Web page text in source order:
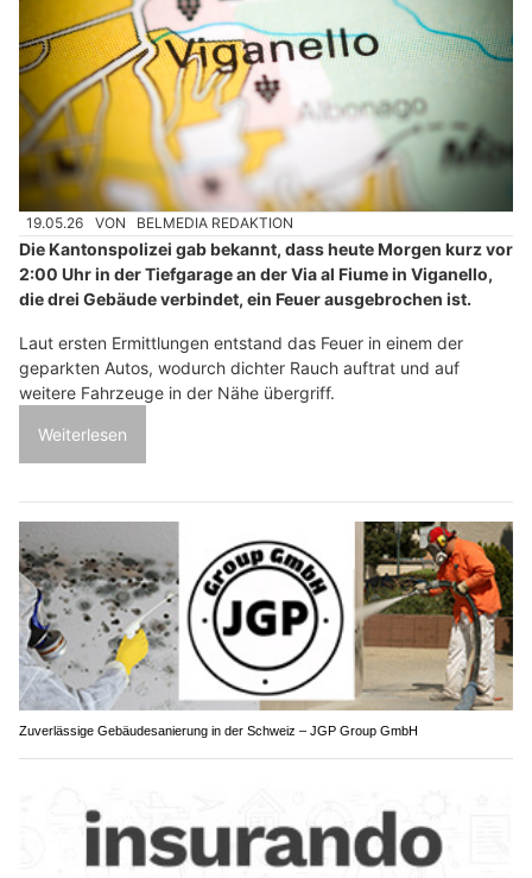
19.05.26 VON BELMEDIA REDAKTION
Die Kantonspolizei gab bekannt, dass heute Morgen kurz vor
2:00 Uhr in der Tiefgarage an der Via al Fiume in Viganello,
die drei Gebäude verbindet, ein Feuer ausgebrochen ist.
Laut ersten Ermittlungen entstand das Feuer in einem der
geparkten Autos, wodurch dichter Rauch auftrat und auf
weitere Fahrzeuge in der Nähe übergriff.
Weiterlesen
Zuverlässige Gebäudesanierung in der Schweiz – JGP Group GmbH